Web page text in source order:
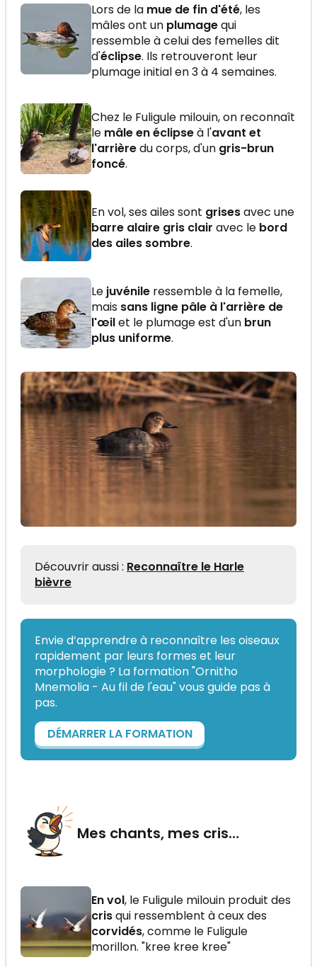
Lors de la mue de fin d'été, les
mâles ont un plumagequi
ressemble à celui des femelles dit
d'éclipse. Ils retrouveront leur
plumage initial en 3 à 4 semaines.
Chez le Fuligule milouin, on reconnaît
le mâle en éclipseà l'avant et
l'arrièredu corps, d'un gris-brun
foncé.
En vol, ses ailes sont grisesavec une
barre alaire gris clair avec le bord
des ailes sombre.
Le juvénile ressemble à la femelle,
mais sans ligne pâle à l'arrière de
l'œilet le plumage est d'un brun
plus uniforme.
Découvrir aussi : Reconnaître le Harle
bièvre
Envie d’apprendre à reconnaître les oiseaux
rapidement par leurs formes et leur
morphologie ? La formation "Ornitho
Mnemolia - Au fil de l'eau" vous guide pas à
pas.
DÉMARRER LA FORMATION
Mes chants, mes cris…
En vol, le Fuligule milouin produit des
crisqui ressemblent à ceux des
corvidés, comme le Fuligule
morillon. "kree kree kree"